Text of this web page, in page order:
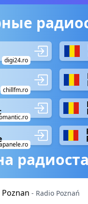
digi24.ro
chillfm.ro
Poznan - Radio Poznań